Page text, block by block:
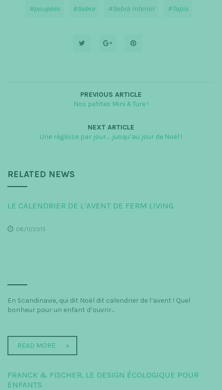
poupées Sebra Sebra Interior Tapis
PREVIOUS ARTICLE
Nos petites Mini A Ture !
NEXT ARTICLE
Une réglisse par jour…. jusqu’au jour de Noël !
RELATED NEWS
LE CALENDRIER DE L’AVENT DE FERM LIVING
06/11/2015
En Scandinavie, qui dit Noël dit calendrier de l’avent ! Quel
bonheur pour un enfant d’ouvrir...
READ MORE
FRANCK & FISCHER, LE DESIGN ÉCOLOGIQUE POUR
ENFANTS